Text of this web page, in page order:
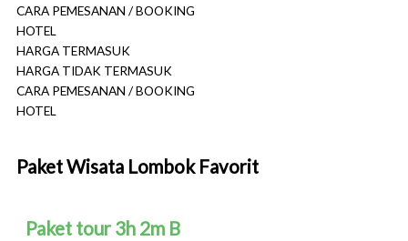
CARA PEMESANAN / BOOKING
HOTEL
HARGA TERMASUK
HARGA TIDAK TERMASUK
CARA PEMESANAN / BOOKING
HOTEL
Paket Wisata Lombok Favorit
Paket tour 3h 2m B